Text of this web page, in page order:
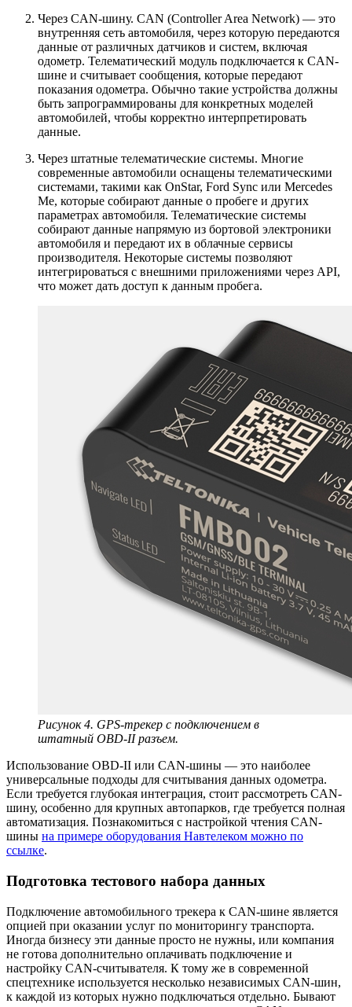
Через CAN-шину. CAN (Controller Area Network) — это
внутренняя сеть автомобиля, через которую передаются
данные от различных датчиков и систем, включая
одометр. Телематический модуль подключается к CAN-
шине и считывает сообщения, которые передают
показания одометра. Обычно такие устройства должны
быть запрограммированы для конкретных моделей
автомобилей, чтобы корректно интерпретировать
данные.
Через штатные телематические системы. Многие
современные автомобили оснащены телематическими
системами, такими как OnStar, Ford Sync или Mercedes
Me, которые собирают данные о пробеге и других
параметрах автомобиля. Телематические системы
собирают данные напрямую из бортовой электроники
автомобиля и передают их в облачные сервисы
производителя. Некоторые системы позволяют
интегрироваться с внешними приложениями через API,
что может дать доступ к данным пробега.
Рисунок 4. GPS-трекер с подключением в
штатный OBD-II разъем.
Использование OBD-II или CAN-шины — это наиболее
универсальные подходы для считывания данных одометра.
Если требуется глубокая интеграция, стоит рассмотреть CAN-
шину, особенно для крупных автопарков, где требуется полная
автоматизация. Познакомиться с настройкой чтения CAN-
шины на примере оборудования Навтелеком можно по
ссылке.
Подготовка тестового набора данных
Подключение автомобильного трекера к CAN-шине является
опцией при оказании услуг по мониторингу транспорта.
Иногда бизнесу эти данные просто не нужны, или компания
не готова дополнительно оплачивать подключение и
настройку CAN-считывателя. К тому же в современной
спецтехнике используется несколько независимых CAN-шин,
к каждой из которых нужно подключаться отдельно. Бывают